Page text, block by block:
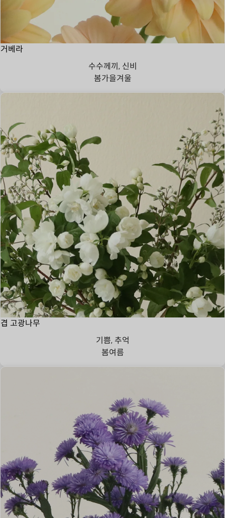
거베라
수수께끼, 신비
봄가을겨울
겹 고광나무
기쁨, 추억
봄여름